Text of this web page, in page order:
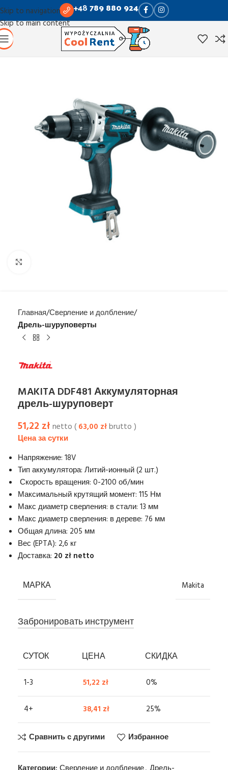
Skip to navigation
Skip to main content
+48789 880 924
Главная Сверление и долбление
Дрель-шуруповерты
MAKITA DDF481 Аккумуляторная
дрель-шуруповерт
51,22 zł netto (63,00 złbrutto )
Напряжение: 18V
Тип аккумулятора: Литий-ионный (2 шт.)
Скорость вращения: 0-2100 об/мин
Максимальный крутящий момент: 115 Нм
Макс диаметр сверления: в стали: 13 мм
Макс диаметр сверления: в дереве: 76 мм
Общая длина: 205 мм
Вес (EPTA): 2,6 кг
Доставка: 20 zł netto
МАРКА Makita
Забронировать инструмент
СУТОК ЦЕНА СКИДКА
1-3 51,22 zł 0%
4+ 38,41 zł 25%
Сравнить с другими Избранное